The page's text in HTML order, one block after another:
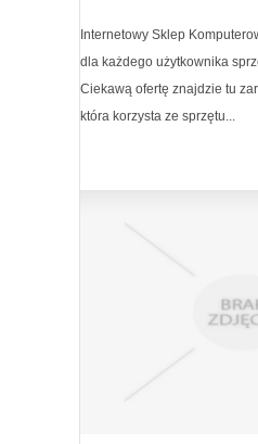
Internetowy Sklep
dla każdego użytkownika
Ciekawą ofertę znajdzie tu
która korzysta ze sprzętu...